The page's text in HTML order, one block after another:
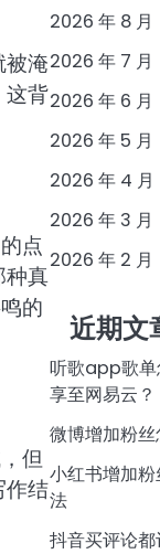
淹
这背
点
种真
的
但
作结
2026 年 8 月
2026 年 7 月
2026 年 6 月
2026 年 5 月
2026 年 4 月
2026 年 3 月
2026 年 2 月
近期文
听歌app歌单
享至网易云？
微博增加粉
小红书增加
法
抖音买评论